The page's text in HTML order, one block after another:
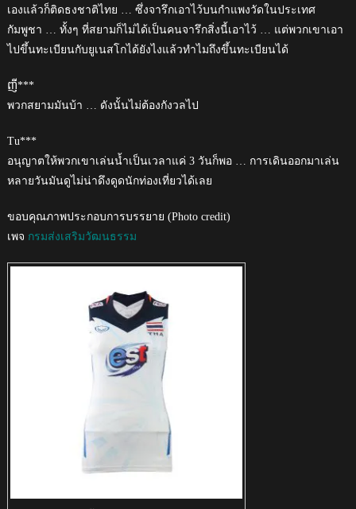
เองแล้วก็ติดธงชาติไทย … ซึ่งจารึกเอาไว้บนกำแพงวัดในประเทศ
กัมพูชา … ทั้งๆ ที่สยามก็ไม่ได้เป็นคนจารึกสิ่งนี้เอาไว้ … แต่พวกเขาเอา
ไปขึ้นทะเบียนกับยูเนสโกได้ยังไงแล้วทำไมถึงขึ้นทะเบียนได้
ញី***
พวกสยามมันบ้า … ดังนั้นไม่ต้องกังวลไป
Tu***
อนุญาตให้พวกเขาเล่นน้ำเป็นเวลาแค่ 3 วันก็พอ … การเดินออกมาเล่น
หลายวันมันดูไม่น่าดึงดูดนักท่องเที่ยวได้เลย
ขอบคุณภาพประกอบการบรรยาย (Photo credit)
เพจ กรมส่งเสริมวัฒนธรรม